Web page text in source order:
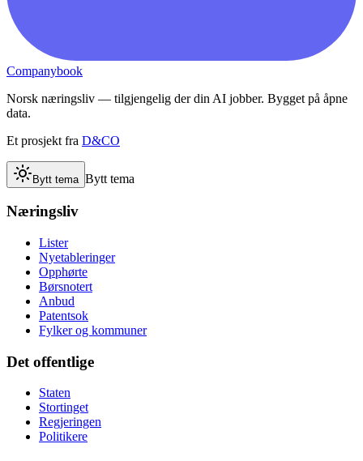
Companybook
Norsk næringsliv — tilgjengelig der din AI jobber. Bygget på åpne
data.
Et prosjekt fra D&CO
Bytt tema Bytt tema
Næringsliv
Lister
Nyetableringer
Opphørte
Børsnotert
Anbud
Patentsok
Fylker og kommuner
Det offentlige
Staten
Stortinget
Regjeringen
Politikere